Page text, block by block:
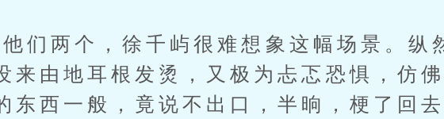
两个，徐千屿很难想象这幅场景。纵
来由地耳根发烫，又极为忐忑恐惧，仿
东西一般，竟说不出口，半晌，梗了回